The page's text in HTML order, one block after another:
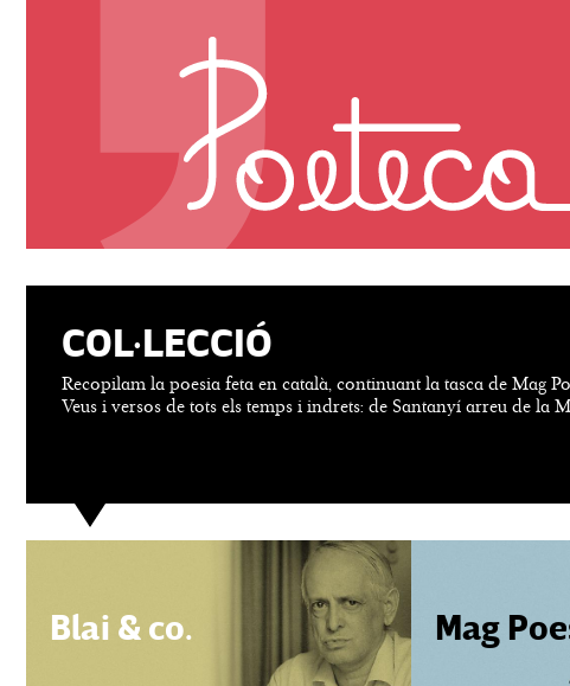
COL·LECCIÓ
Recopilam la poesia feta en català, continuant la tasca de Mag
Veus i versos de tots els temps i indrets: de Santanyí arreu de la
Blai & co. Mag